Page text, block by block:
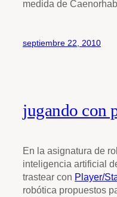
medida de
septiembre 22, 2010
jugando con
En la asignatura de
inteligencia artificial
trastear con Player/
robótica propuestos